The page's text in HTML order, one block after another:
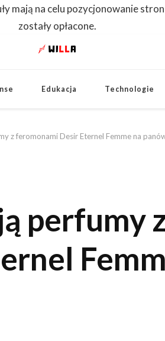
mają na celu pozycjonowanie
zostały opłacone.
Edukacja Technologie
z feromonami Desir Eternel Femme na
perfumy